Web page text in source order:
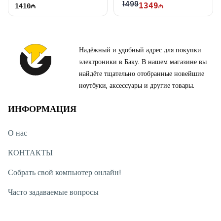
1410 14991349
Надёжный и удобный адрес для покупки
электроники в Баку. В нашем магазине вы
найдёте тщательно отобранные новейшие
ноутбуки, аксессуары и другие товары.
ИНФОРМАЦИЯ
О нас
КОНТАКТЫ
Собрать свой компьютер онлайн!
Часто задаваемые вопросы